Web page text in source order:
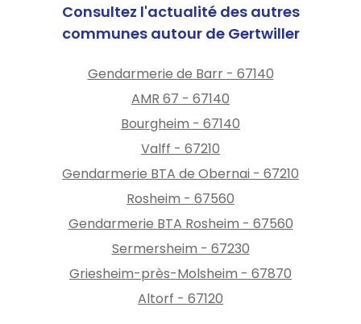
Consultez l'actualité des autres
communes autour de Gertwiller
Gendarmerie de Barr - 67140
AMR 67 - 67140
Bourgheim - 67140
Valff - 67210
Gendarmerie BTA de Obernai - 67210
Rosheim - 67560
Gendarmerie BTA Rosheim - 67560
Sermersheim - 67230
Griesheim-près-Molsheim - 67870
Altorf - 67120